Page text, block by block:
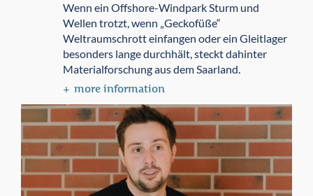
Wenn ein Offshore-Windpark Sturm und
Wellen trotzt, wenn „Geckofüße“
Weltraumschrott einfangen oder ein Gleitlager
besonders lange durchhält, steckt dahinter
Materialforschung aus dem Saarland.
more information